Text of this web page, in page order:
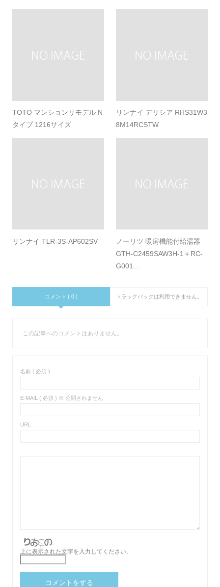
TOTO マンションリモデル N
タイプ 1216サイズ
リンナイ デリシア RHS31W3
8M14RCSTW
リンナイ TLR-3S-AP602SV
ノーリツ 暖房機能付給湯器
GTH-C2459SAW3H-1＋RC-
G001...
コメント ( 0 ) トラックバックは利用できません。
この記事へのコメントはありません。
名前 ( 必須 )
E-MAIL ( 必須 ) ※ 公開されません
URL
上に表示された文字を入力してください。